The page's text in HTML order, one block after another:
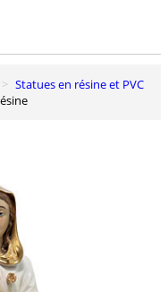
Statues en résine et PVC